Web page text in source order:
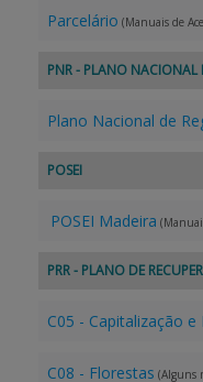
Parcelário (Manuais de
PNR - PLANO NACIONAL
Plano Nacional de
POSEI
POSEI Madeira
PRR - PLANO DE
C05 - Capitalização
C08 - Florestas (Alguns